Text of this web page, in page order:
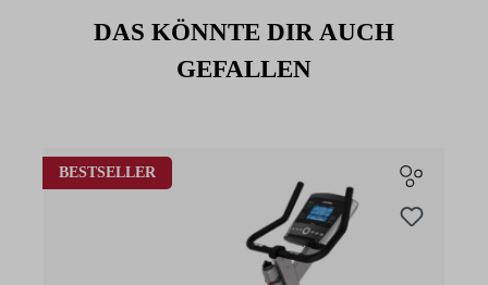
DAS KÖNNTE DIR AUCH
GEFALLEN
Produktgalerie überspringen
BESTSELLER